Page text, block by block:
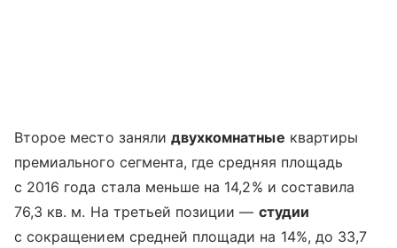
Второе место заняли двухкомнатные квартиры
премиального сегмента, где средняя площадь
с 2016 года стала меньше на 14,2% и составила
76,3 кв. м. На третьей позиции — студии
с сокращением средней площади на 14%, до 33,7